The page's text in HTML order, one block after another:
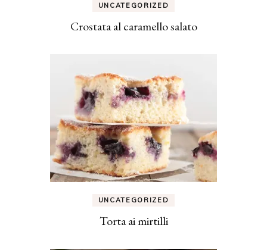
UNCATEGORIZED
Crostata al caramello salato
UNCATEGORIZED
Torta ai mirtilli